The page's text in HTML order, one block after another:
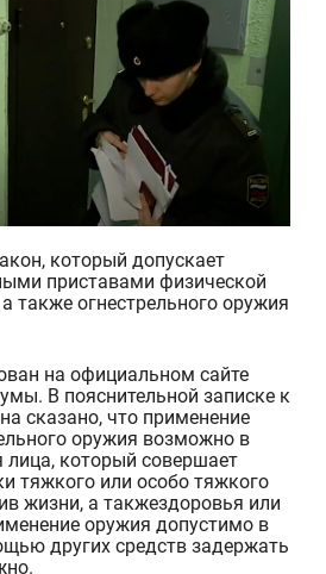
, который допускает
приставами физической
также огнестрельного оружия
на официальном сайте
В пояснительной записке к
сказано, что применение
оружия возможно в
лица, который совершает
тяжкого или особо тяжкого
жизни,а такжездоровья или
оружия допустимо в
других средств задержать